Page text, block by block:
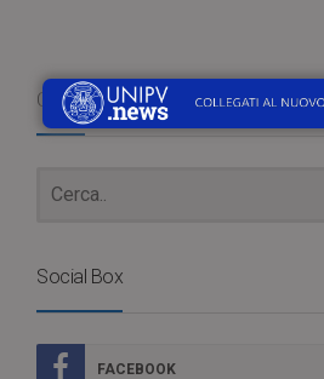
Cerca
Social Box
FACEBOOK